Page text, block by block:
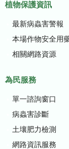
植物保護資訊
最新病蟲害警報
本場作物安全用
相關網路資源
為民服務
單一諮詢窗口
病蟲害診斷
土壤肥力檢測
網路資訊服務